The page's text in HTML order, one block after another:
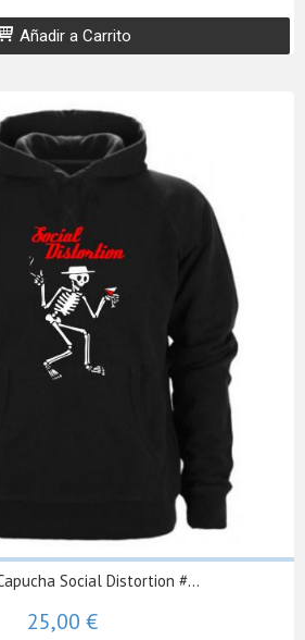
Añadir a Carrito
Social Distortion #...
25,00 €